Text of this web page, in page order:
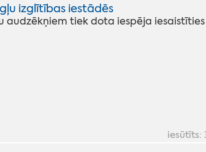
izglītības iestādēs
audzēkņiem tiek dota iespēja iesaistīties
iesūtīts: